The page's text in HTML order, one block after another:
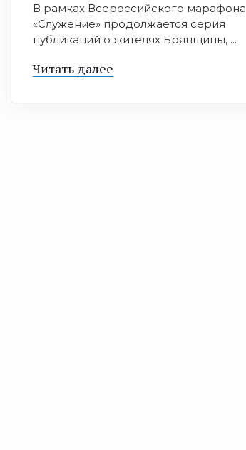
В рамках Всероссийского марафона
«Служение» продолжается серия
публикаций о жителях Брянщины, ...
Читать далее